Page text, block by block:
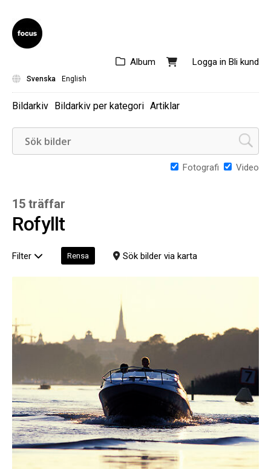
Logga in Bli kund
Album
Svenska English
Bildarkiv Bildarkiv per kategori Artiklar
Fotografi Video
15 träffar
Rofyllt
Filter Rensa Sök bilder via karta